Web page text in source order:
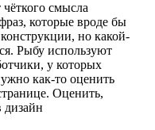
чёткого смысла
которые вроде бы
но какой-
Рыбу используют
у которых
как-то оценить
Оценить,
дизайн